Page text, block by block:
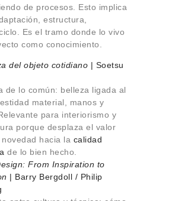
de procesos. Esto implica
estructura,
Es el tramo donde lo vivo
como conocimiento.
del objeto cotidiano | Soetsu
de lo común: belleza ligada al
material, manos y
para interiorismo y
porque desplaza el valor
hacia la calidad
de lo bien hecho.
From Inspiration to
| Barry Bergdoll / Philip